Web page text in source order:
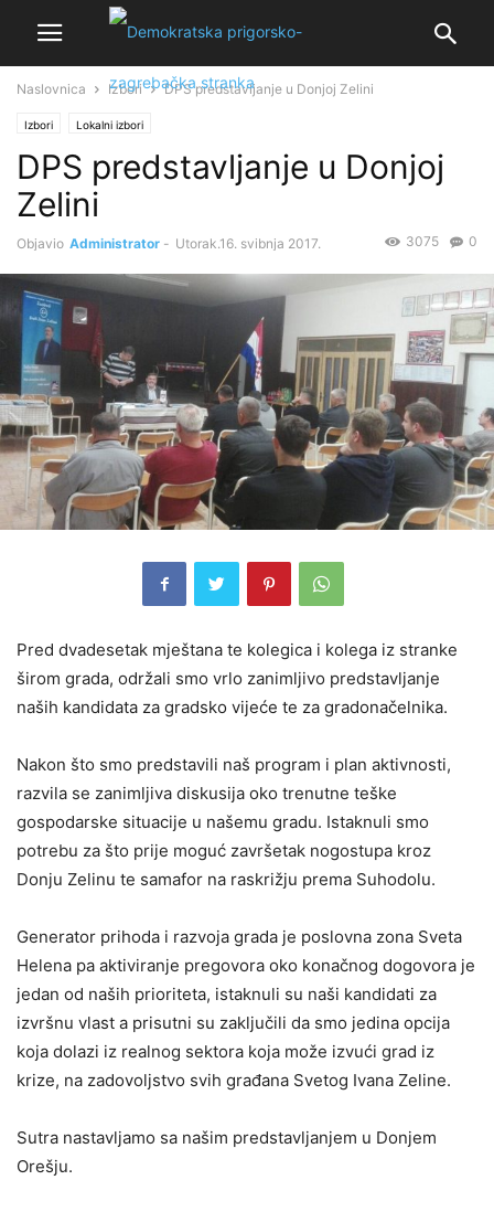
Naslovnica Izbori DPS predstavljanje u Donjoj Zelini
Izbori Lokalni izbori
DPS predstavljanje u Donjoj
Zelini
Objavio Administrator - Utorak.16. svibnja 2017. 0
3075
Pred dvadesetak mještana te kolegica i kolega iz stranke
širom grada, održali smo vrlo zanimljivo predstavljanje
naših kandidata za gradsko vijeće te za gradonačelnika.
Nakon što smo predstavili naš program i plan aktivnosti,
razvila se zanimljiva diskusija oko trenutne teške
gospodarske situacije u našemu gradu. Istaknuli smo
potrebu za što prije moguć završetak nogostupa kroz
Donju Zelinu te samafor na raskrižju prema Suhodolu.
Generator prihoda i razvoja grada je poslovna zona Sveta
Helena pa aktiviranje pregovora oko konačnog dogovora je
jedan od naših prioriteta, istaknuli su naši kandidati za
izvršnu vlast a prisutni su zaključili da smo jedina opcija
koja dolazi iz realnog sektora koja može izvući grad iz
krize, na zadovoljstvo svih građana Svetog Ivana Zeline.
Sutra nastavljamo sa našim predstavljanjem u Donjem
Orešju.